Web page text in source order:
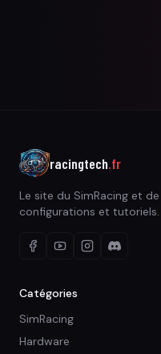
racingtech.fr
Le site du SimRacing et
configurations et tutoriels.
Catégories
SimRacing
Hardware